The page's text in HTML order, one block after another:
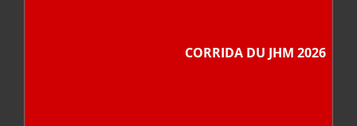
CORRIDA DU JHM 2026